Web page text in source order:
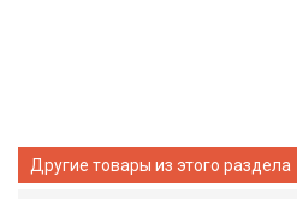
Другие товары из этого раздела